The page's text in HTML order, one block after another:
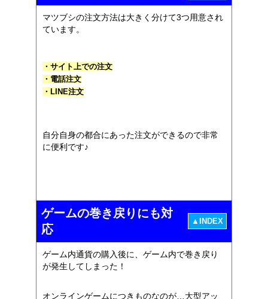
マツブシの注文方法は大きく分けて3つ用意され
ています。
・サイト上での注文
・電話注文
・LINE注文
自分自身の都合にあった注文ができるので非常
に便利です♪
ゲームの巻き戻りにも対
応
▲INDEX
ゲーム内通貨の購入後に、ゲーム内で巻き戻り
が発生してしまった！
オンラインゲームにつきものなのが…大型アッ